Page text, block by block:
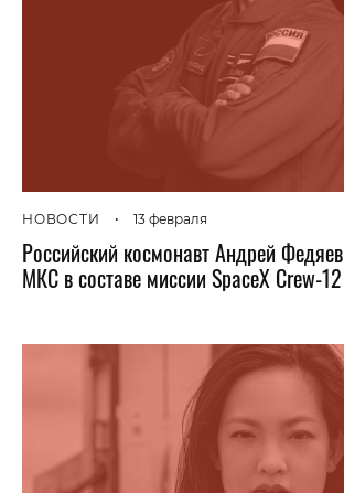
НОВОСТИ • 13 февраля
Российский космонавт Андрей
МКС в составе миссии SpaceX Crew-12